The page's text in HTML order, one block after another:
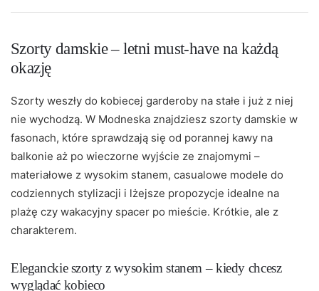
Szorty damskie – letni must-have na każdą
okazję
Szorty weszły do kobiecej garderoby na stałe i już z niej
nie wychodzą. W Modneska znajdziesz szorty damskie w
fasonach, które sprawdzają się od porannej kawy na
balkonie aż po wieczorne wyjście ze znajomymi –
materiałowe z wysokim stanem, casualowe modele do
codziennych stylizacji i lżejsze propozycje idealne na
plażę czy wakacyjny spacer po mieście. Krótkie, ale z
charakterem.
Eleganckie szorty z wysokim stanem – kiedy chcesz
wyglądać kobieco